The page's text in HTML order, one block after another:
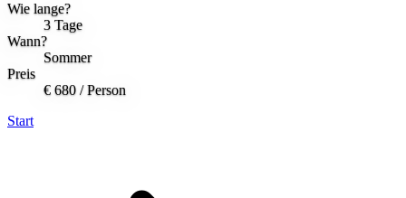
Wie lange?
3 Tage
Wann?
Sommer
Preis
€ 680 / Person
Start